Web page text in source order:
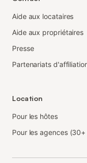
Aide aux locataires
Aide aux propriétaires
Presse
Partenariats
Location
Pour les hôtes
Pour les agences